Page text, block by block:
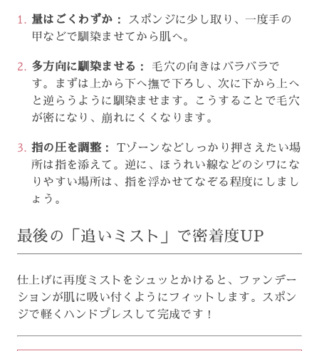
量はごくわずか： スポンジに少し取り、一度手の
甲などで馴染ませてから肌へ。
多方向に馴染ませる： 毛穴の向きはバラバラで
す。まずは上から下へ撫で下ろし、次に下から上へ
と逆らうように馴染ませます。こうすることで毛穴
が密になり、崩れにくくなります。
指の圧を調整： Tゾーンなどしっかり押さえたい場
所は指を添えて。逆に、ほうれい線などのシワにな
りやすい場所は、指を浮かせてなぞる程度にしまし
ょう。
最後の「追いミスト」で密着度UP
仕上げに再度ミストをシュッとかけると、ファンデー
ションが肌に吸い付くようにフィットします。スポン
ジで軽くハンドプレスして完成です！